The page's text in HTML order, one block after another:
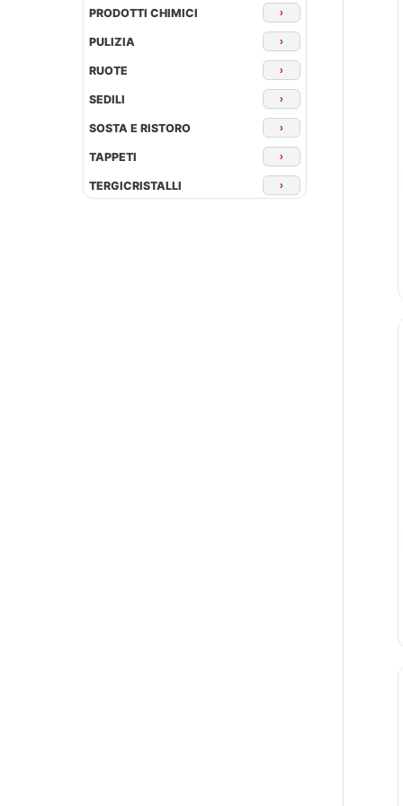
PRODOTTI CHIMICI ›
PULIZIA ›
RUOTE ›
SEDILI ›
SOSTA E RISTORO ›
TAPPETI ›
TERGICRISTALLI ›